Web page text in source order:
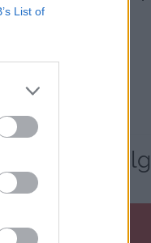
List of
- Diacos -